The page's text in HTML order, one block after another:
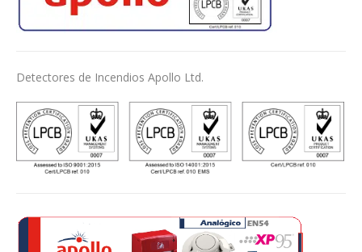
Detectores de Incendios Apollo Ltd.